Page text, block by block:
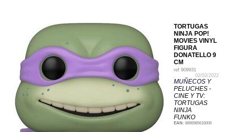
TORTUGAS
NINJA POP!
MOVIES VINYL
FIGURA
DONATELLO 9
CM
ref 909931
02/02/2022
MUÑECOS Y
PELUCHES -
CINE Y TV:
TORTUGAS
NINJA
FUNKO
EAN: 8896985616006